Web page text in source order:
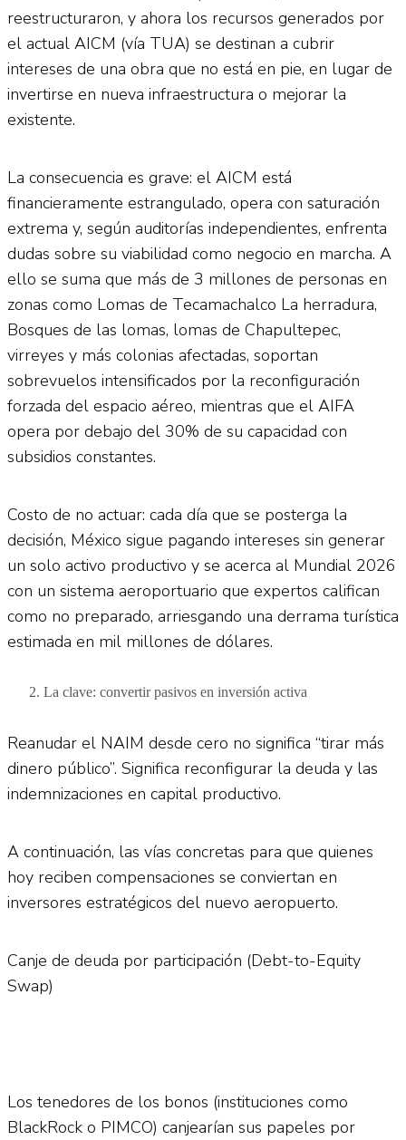
reestructuraron, y ahora los recursos generados por
el actual AICM (vía TUA) se destinan a cubrir
intereses de una obra que no está en pie, en lugar de
invertirse en nueva infraestructura o mejorar la
existente.
La consecuencia es grave: el AICM está
financieramente estrangulado, opera con saturación
extrema y, según auditorías independientes, enfrenta
dudas sobre su viabilidad como negocio en marcha. A
ello se suma que más de 3 millones de personas en
zonas como Lomas de Tecamachalco La herradura,
Bosques de las lomas, lomas de Chapultepec,
virreyes y más colonias afectadas, soportan
sobrevuelos intensificados por la reconfiguración
forzada del espacio aéreo, mientras que el AIFA
opera por debajo del 30% de su capacidad con
subsidios constantes.
Costo de no actuar: cada día que se posterga la
decisión, México sigue pagando intereses sin generar
un solo activo productivo y se acerca al Mundial 2026
con un sistema aeroportuario que expertos califican
como no preparado, arriesgando una derrama turística
estimada en mil millones de dólares.
La clave: convertir pasivos en inversión activa
Reanudar el NAIM desde cero no significa “tirar más
dinero público”. Significa reconfigurar la deuda y las
indemnizaciones en capital productivo.
A continuación, las vías concretas para que quienes
hoy reciben compensaciones se conviertan en
inversores estratégicos del nuevo aeropuerto.
Canje de deuda por participación (Debt-to-Equity
Swap)
Los tenedores de los bonos (instituciones como
BlackRock o PIMCO) canjearían sus papeles por